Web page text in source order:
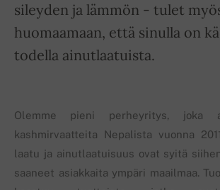
sileyden ja lämmön - tulet
huomaamaan, että sinulla on
todella ainutlaatuista.
Olemme pieni perheyritys, joka
kashmirvaatteita Nepalista vuonna
laatu ja ainutlaatuisuus ovat syitä
saaneet asiakkaita ympäri maailmaa.